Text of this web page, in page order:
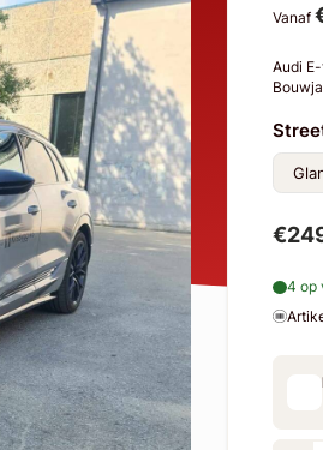
Vanaf
Audi
4 op